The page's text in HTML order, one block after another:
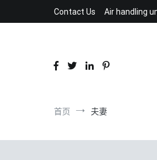
到
Contact Us Air handling
首页 夫妻